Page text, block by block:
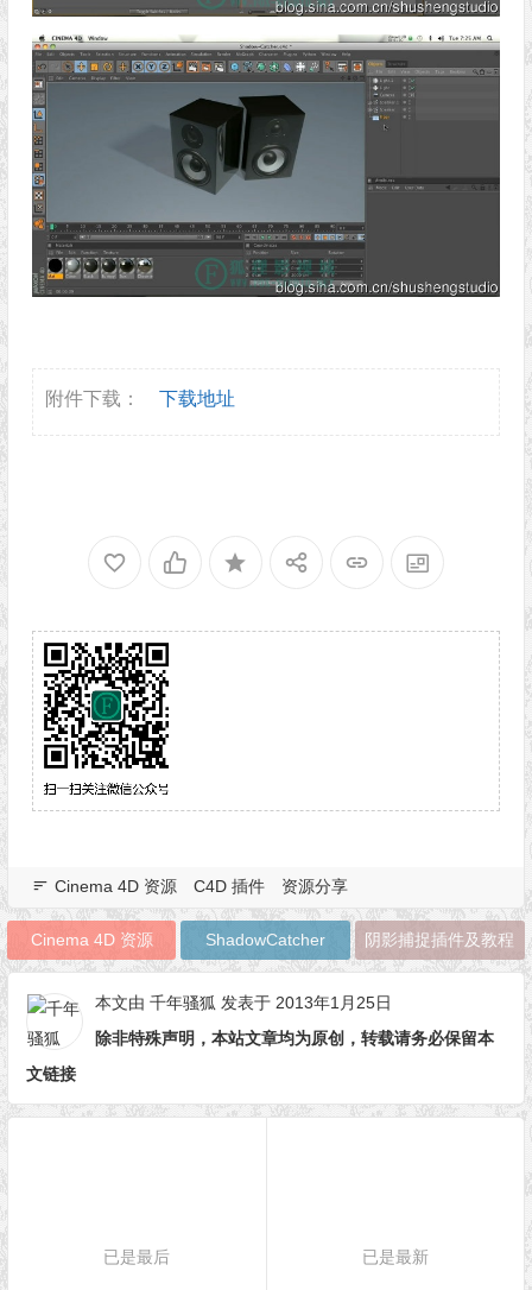
附件下载： 下载地址
Cinema 4D 资源 C4D 插件 资源分享
Cinema 4D 资源 ShadowCatcher 阴影捕捉插件及教程
本文由 千年骚狐 发表于 2013年1月25日
除非特殊声明，本站文章均为原创，转载请务必保留本
文链接
已是最后 已是最新